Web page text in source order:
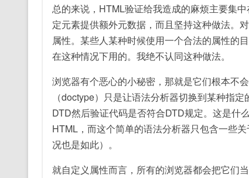
总的来说，HTML验证给我造成的麻烦主要集
定元素提供额外元数据，而且坚持这种做法。
属性。某些人某种时候使用一个合法的属性的
在这种情况下用的。我绝不认同这种做法。
浏览器有个恶心的小秘密，那就是它们根本不
（doctype）只是让语法分析器切换到某种指
DTD然后验证代码是否符合DTD规定。这是什
HTML，而这个简单的语法分析器只包含一些
况也是如此）。
就自定义属性而言，所有的浏览器都会把它们